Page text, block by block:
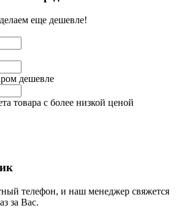
еще дешевле!
дешевле
товара с более низкой ценой
телефон, и наш менеджер свяжется
за Вас.